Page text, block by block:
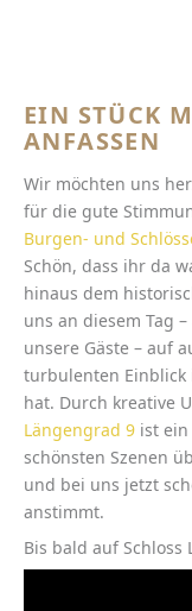
EIN STÜCK
ANFASSEN
Wir möchten uns
für die gute
Burgen- und
Schön, dass ihr da
hinaus dem
uns an diesem Tag
unsere Gäste – auf
turbulenten Einblick
hat. Durch kreative
Längengrad 9 ist
schönsten Szenen
und bei uns jetzt
anstimmt.
Bis bald auf Schloss